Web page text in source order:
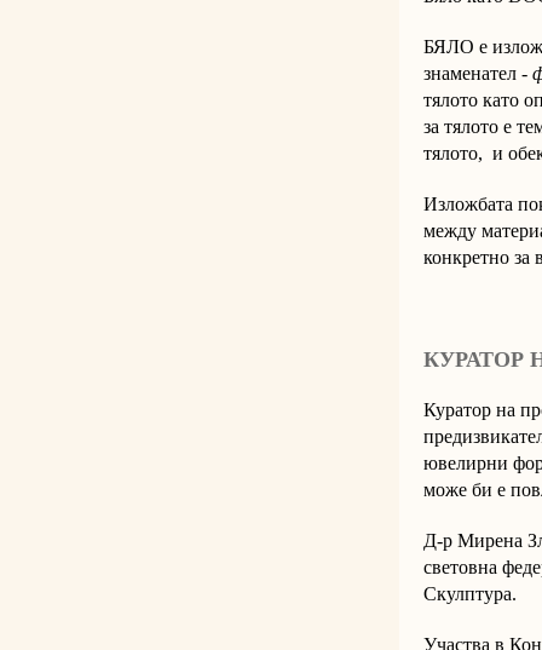
БЯЛО е
знаменател -
тялото като
за тялото е
тялото, и
Изложбата
между
конкретно за
КУРАТОР
Куратор на
ювелирни
може би е
Д-р Мирена
световна
Скулптура.
Участва в